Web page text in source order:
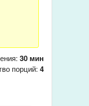
30 мин
порций: 4